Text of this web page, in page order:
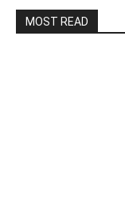
MOST READ